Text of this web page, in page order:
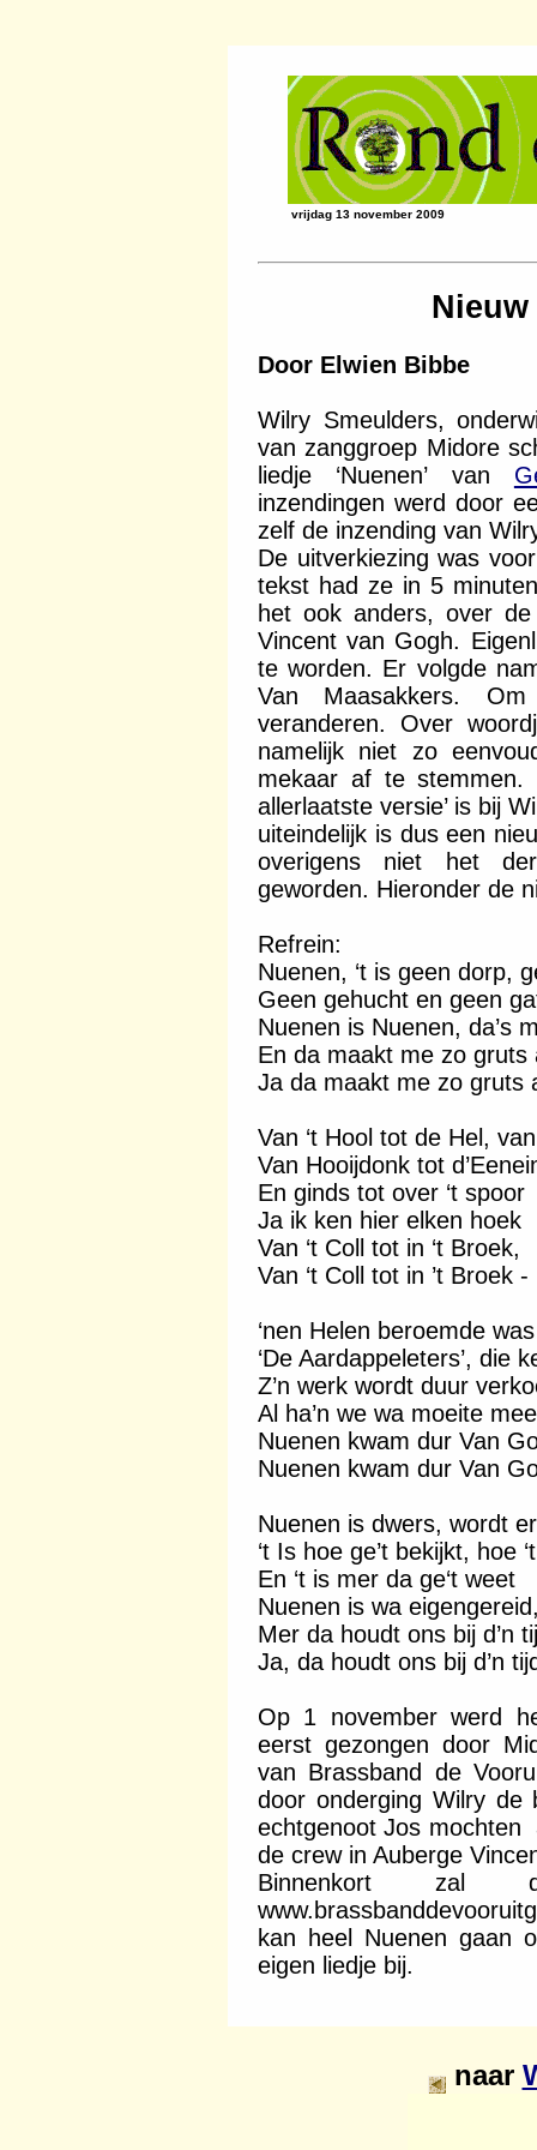
vrijdag 13 november 2009
Door Elwien Bibbe
Wilry Smeulders,
van zanggroep Midore
liedje ‘Nuenen’ van
inzendingen werd door
zelf de inzending van
De uitverkiezing was
tekst had ze in 5
het ook anders, over
Vincent van Gogh.
te worden. Er volgde
Van Maasakkers.
veranderen. Over
namelijk niet zo
mekaar af te
allerlaatste versie’ is bij
uiteindelijk is dus een
overigens niet het
geworden. Hieronder de
Refrein:
Nuenen, ‘t is geen dorp,
Geen gehucht en geen
Nuenen is Nuenen, da’s
En da maakt me zo gruts
Ja da maakt me zo gruts
Van ‘t Hool tot de Hel,
Van Hooijdonk tot
En ginds tot over ‘t spoor
Ja ik ken hier elken hoek
Van ‘t Coll tot in ‘t Broek,
Van ‘t Coll tot in ’t Broek
‘nen Helen beroemde
‘De Aardappeleters’, die
Z’n werk wordt duur
Al ha’n we wa moeite
Nuenen kwam dur Van
Nuenen kwam dur Van
Nuenen is dwers, wordt
‘t Is hoe ge’t bekijkt, hoe
En ‘t is mer da ge‘t weet
Nuenen is wa
Mer da houdt ons bij d’n
Ja, da houdt ons bij d’n
Op 1 november werd
eerst gezongen door
van Brassband de
door onderging Wilry de
echtgenoot Jos mochten
de crew in Auberge
Binnenkort zal
kan heel Nuenen gaan
eigen liedje bij.
naar